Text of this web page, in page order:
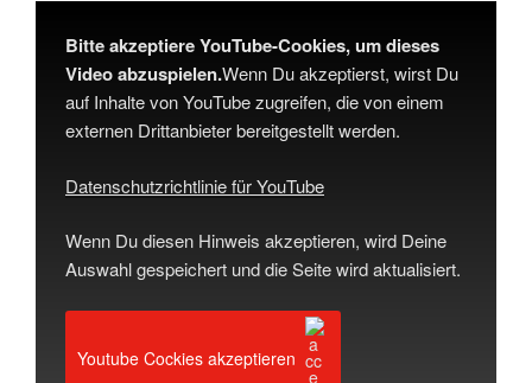
Bitte akzeptiere YouTube-Cookies, um dieses
Video abzuspielen.Wenn Du akzeptierst, wirst Du
auf Inhalte von YouTube zugreifen, die von einem
externen Drittanbieter bereitgestellt werden.
Datenschutzrichtlinie für YouTube
Wenn Du diesen Hinweis akzeptieren, wird Deine
Auswahl gespeichert und die Seite wird aktualisiert.
Youtube Cockies akzeptieren